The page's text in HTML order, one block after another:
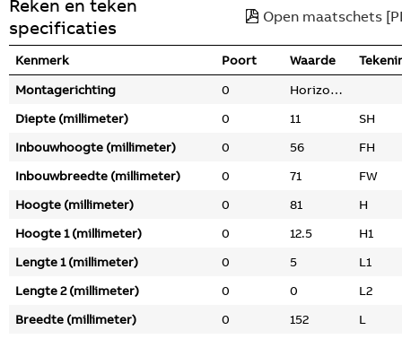
Reken en teken
specificaties
Open maatschets
Kenmerk Poort Waarde
Montagerichting
0
Horizontaal
Diepte (millimeter)
0 11
SH
Inbouwhoogte (millimeter)
0 56
FH
Inbouwbreedte (millimeter)
0 71
FW
Hoogte (millimeter)
0 81
H
Hoogte 1 (millimeter)
0 12.5
H1
Lengte 1 (millimeter)
0 5
L1
Lengte 2 (millimeter)
0 0
L2
Breedte (millimeter)
0 152
L